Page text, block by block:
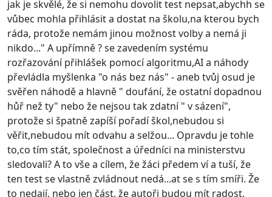
jak je skvělé, že si nemohu dovolit test nepsat,abychh se
vůbec mohla přihlásit a dostat na školu,na kterou bych
ráda, protože nemám jinou možnost volby a nemá ji
nikdo..." A upřímně ? se zavedením systému
rozřazování přihlášek pomocí algoritmu,AI a náhody
převládla myšlenka "o nás bez nás" - aneb tvůj osud je
svěřen náhodě a hlavně " doufání, že ostatní dopadnou
hůř než ty" nebo že nejsou tak zdatní " v sázení",
protože si špatně zapíší pořadí škol,nebudou si
věřit,nebudou mít odvahu a selžou... Opravdu je tohle
to,co tím stát, společnost a úředníci na ministerstvu
sledovali? A to vše a cílem, že žáci předem ví a tuší, že
ten test se vlastně zvládnout nedá...at se s tím smíři. Že
to nedají, nebo jen část, že autoři budou mít radost,